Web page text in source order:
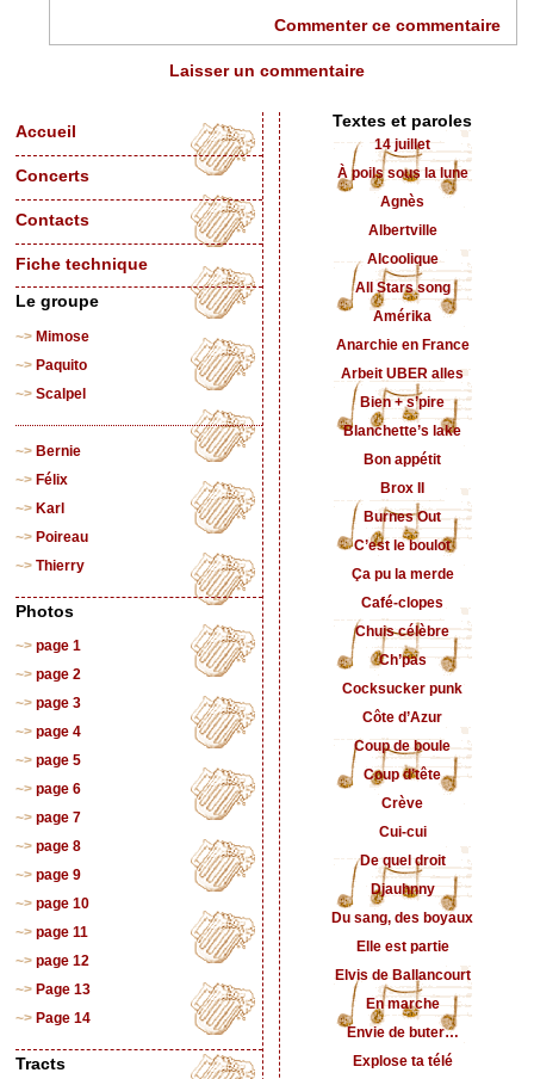
Commenter ce commentaire
Laisser un commentaire
Accueil
Concerts
Contacts
Fiche technique
Le groupe
Mimose
Paquito
Scalpel
Bernie
Félix
Karl
Poireau
Thierry
Photos
page 1
page 2
page 3
page 4
page 5
page 6
page 7
page 8
page 9
page 10
page 11
page 12
Page 13
Page 14
Tracts
Textes et paroles
14 juillet
À poils sous la lune
Agnès
Albertville
Alcoolique
All Stars song
Amérika
Anarchie en France
Arbeit UBER alles
Bien + s’pire
Blanchette’s lake
Bon appétit
Brox II
Burnes Out
C’est le boulot
Ça pu la merde
Café-clopes
Chuis célèbre
Ch’pas
Cocksucker punk
Côte d’Azur
Coup de boule
Coup d’tête
Crève
Cui-cui
De quel droit
Djauhnny
Du sang, des boyaux
Elle est partie
Elvis de Ballancourt
En marche
Envie de buter…
Explose ta télé